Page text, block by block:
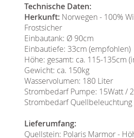
Technische Daten:
Herkunft: Norwegen - 100%
Frostsicher
Einbautank: Ø 90cm
Einbautiefe: 33cm (empfohlen)
Höhe: gesamt: ca. 115-135cm
Gewicht: ca. 150kg
Wasservolumen: 180 Liter
Strombedarf Pumpe: 15Watt /
Strombedarf Quellbeleuchtung
Lieferumfang:
Quellstein: Polaris Marmor -